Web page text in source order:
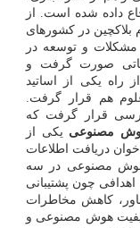
داده شده است. از
در کشورهای
مشکلات و توسعه در
صورت گرفت و
راه یکی از اساتید
هم قرار گرفت.
قرار گرفت که
مصنوعی یکی از
دریافت اطلاعات
هوش مصنوعی در سه
چون پشتیبانی
کاهش مخاطرات
هوش مصنوعی و